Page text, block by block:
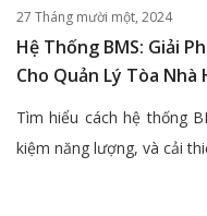
27 Tháng mười một, 2024
Hệ Thống BMS: Giải
Cho Quản Lý Tòa Nhà
Tìm hiểu cách hệ thống
kiệm năng lượng, và cải